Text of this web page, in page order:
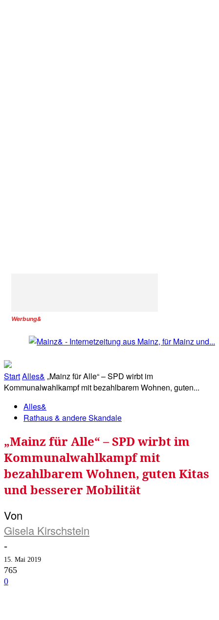
Werbung&
StartAlles& „Mainz für Alle“ – SPD wirbt im
Kommunalwahlkampf mit bezahlbarem Wohnen, guten...
Alles&
Rathaus & andere Skandale
„Mainz für Alle“ – SPD wirbt im
Kommunalwahlkampf mit
bezahlbarem Wohnen, guten Kitas
und besserer Mobilität
Von
Gisela Kirschstein
-
15. Mai 2019
765
0